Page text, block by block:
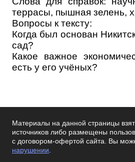
террасы, пышная зелень,
Вопросы к тексту:
Когда был основан
сад?
Какое важное
есть у его учёных?
Материалы на данной страницы
источников либо размещены
с договором-офертой сайта. Вы
нарушении.